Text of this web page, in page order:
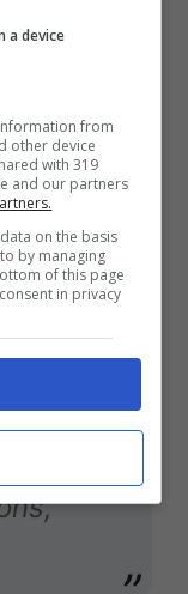
più di
a device
from
other device
with 319
and our partners
on the basis
by managing
of this page
in privacy